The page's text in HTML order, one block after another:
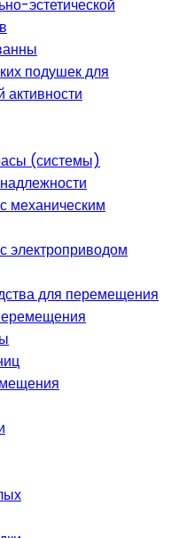
эстетической
подушек для
активности
(системы)
механическим
электроприводом
для перемещения